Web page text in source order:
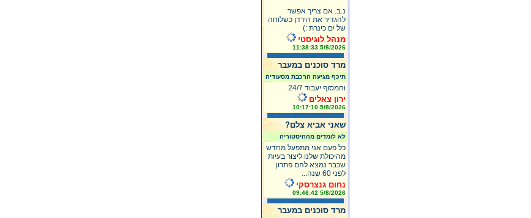
נ.ב. אם צריך אפשר
להגדיר את הירדן כשלוחה
של ים כינרת :)
מנהל לוגיסטי
5/8/2026 11:38:33
מרד סוכנים במעבר
תיכף מגיעה הרכבת מסעודיה
והמסוף יעבוד 24/7
ירון צאלים
5/8/2026 10:17:10
שאני אביא צלם?
לא לומדים מההיסטוריה
כל פעם אני מתפעל מחדש
מהיכולת שלנו ליצור בעיות
שכבר נמצא להם פתרון
לפני 60 שנה...
נחום גנצרסקי
5/8/2026 09:46:42
מרד סוכנים במעבר